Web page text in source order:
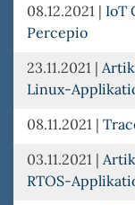
08.12.2021 | IoT
Percepio
23.11.2021 |
Linux-
08.11.2021 |
03.11.2021 |
RTOS-